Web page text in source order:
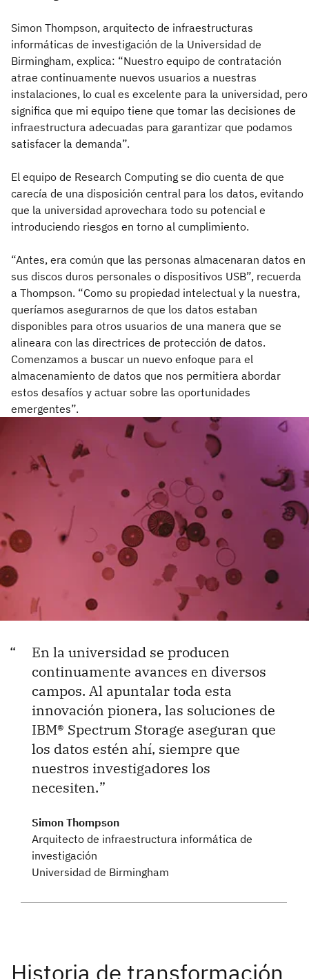
Simon Thompson, arquitecto de infraestructuras
informáticas de investigación de la Universidad de
Birmingham, explica: “Nuestro equipo de contratación
atrae continuamente nuevos usuarios a nuestras
instalaciones, lo cual es excelente para la universidad, pero
significa que mi equipo tiene que tomar las decisiones de
infraestructura adecuadas para garantizar que podamos
satisfacer la demanda”.
El equipo de Research Computing se dio cuenta de que
carecía de una disposición central para los datos, evitando
que la universidad aprovechara todo su potencial e
introduciendo riesgos en torno al cumplimiento.
“Antes, era común que las personas almacenaran datos en
sus discos duros personales o dispositivos USB”, recuerda
a Thompson. “Como su propiedad intelectual y la nuestra,
queríamos asegurarnos de que los datos estaban
disponibles para otros usuarios de una manera que se
alineara con las directrices de protección de datos.
Comenzamos a buscar un nuevo enfoque para el
almacenamiento de datos que nos permitiera abordar
estos desafíos y actuar sobre las oportunidades
emergentes”.
En la universidad se producen
continuamente avances en diversos
campos. Al apuntalar toda esta
innovación pionera, las soluciones de
IBM® Spectrum Storage aseguran que
los datos estén ahí, siempre que
nuestros investigadores los
necesiten.
Simon Thompson
Arquitecto de infraestructura informática de
investigación
Universidad de Birmingham